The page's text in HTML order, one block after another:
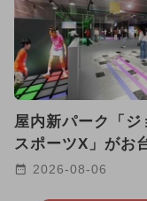
2025年12月の
2025年11月
2026年1月の
2024年3月の
2026年8月のイ
屋内新パーク「ジ
スポーツX」がお
生！ ARやトラン
2026-08-06